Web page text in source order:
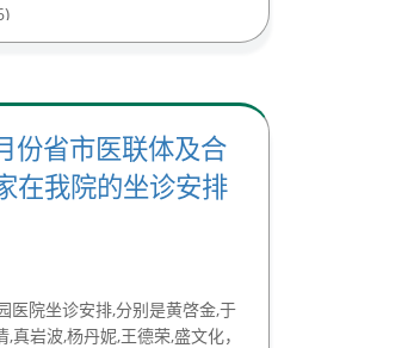
份省市医联体及合
在我院的坐诊安排
医院坐诊安排,分别是黄啓金,于
岩波,杨丹妮,王德荣,盛文化，